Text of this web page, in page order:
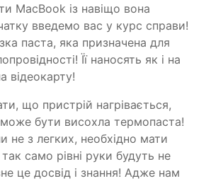
MacBook із навіщо вона
введемо вас у курс справи!
паста, яка призначена для
Її наносять як і на
відеокарту!
що пристрій нагрівається,
бути висохла термопаста!
не з легких, необхідно мати
так само рівні руки будуть не
це досвід і знання! Адже нам